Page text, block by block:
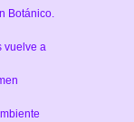
Botánico.
vuelve a